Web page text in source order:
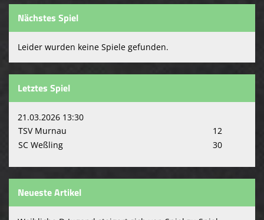
Nächstes Spiel
Leider wurden keine Spiele gefunden.
Letztes Spiel
21.03.2026 13:30
TSV Murnau
12
SC Weßling
30
Neueste Artikel